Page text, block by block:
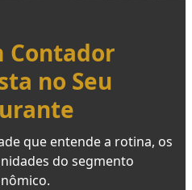
Contador
no Seu
que entende a rotina, os
do segmento